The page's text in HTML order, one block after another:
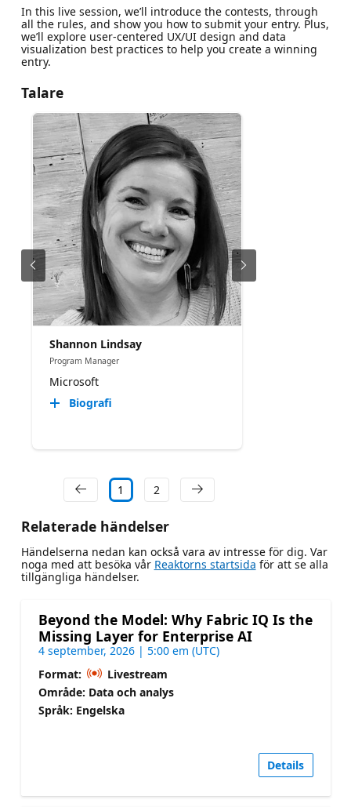
In this live session, we’ll introduce the contests, through
all the rules, and show you how to submit your entry. Plus,
we’ll explore user-centered UX/UI design and data
visualization best practices to help you create a winning
entry.
Talare
Shannon Lindsay
Program Manager
Microsoft
Biografi
1 2
Relaterade händelser
Händelserna nedan kan också vara av intresse för dig. Var
noga med att besöka vår Reaktorns startsida för att se alla
tillgängliga händelser.
Beyond the Model: Why Fabric IQ Is the
Missing Layer for Enterprise AI
4 september, 2026 | 5:00 em (UTC)
Format:
Livestream
Område: Data och analys
Språk: Engelska
Details